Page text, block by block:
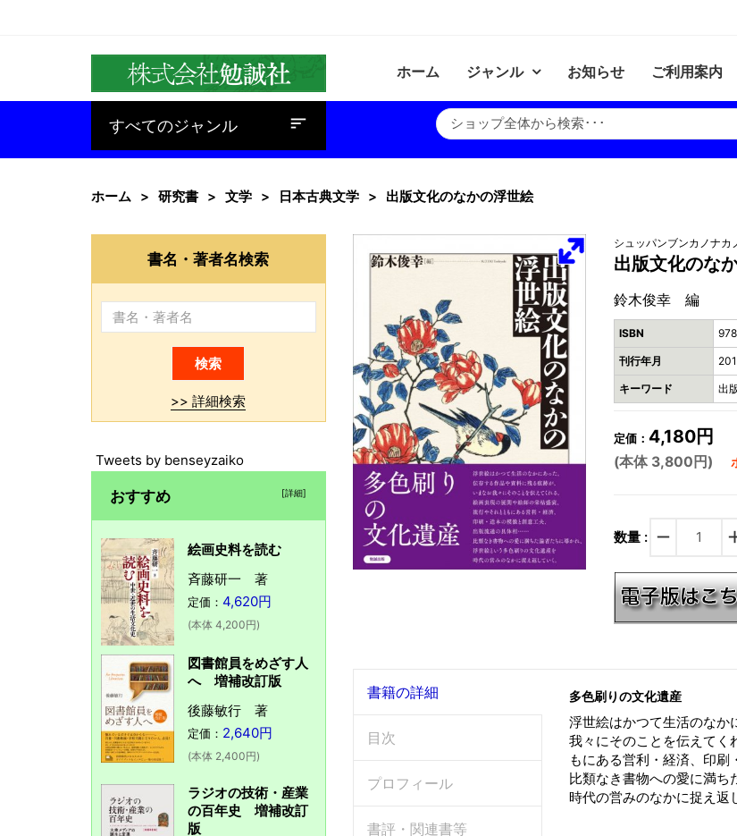
ホーム ジャンル お知らせ ご利用案内
すべてのジャンル
baseline_sort
ホーム 研究書 文学 日本古典文学 出版文化のなかの浮世絵
シュッパンブンカノナカ
出版文化のな
鈴木俊幸 編
ISBN
刊行年月
キーワード 出
定価： 4,180円
(本体 3,800円)
数量 : remove
書籍の詳細
目次
プロフィール
書評・関連書等
多色刷りの文化遺産
浮世絵はかつて生活のなか
我々にそのことを伝えてく
もにある営利・経済、印刷
比類なき書物への愛に満
時代の営みのなかに捉え返
書名・著者名検索
>> 詳細検索
Tweets by benseyzaiko
おすすめ [詳細]
絵画史料を読む
斉藤研一 著
定価： 4,620円
(本体 4,200円)
図書館員をめざす人
へ 増補改訂版
後藤敏行 著
定価： 2,640円
(本体 2,400円)
ラジオの技術・産業
の百年史 増補改訂
版